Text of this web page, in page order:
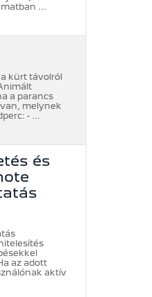
...
kürt távolról
a parancs
melynek
- ...
és
az adott
aktív